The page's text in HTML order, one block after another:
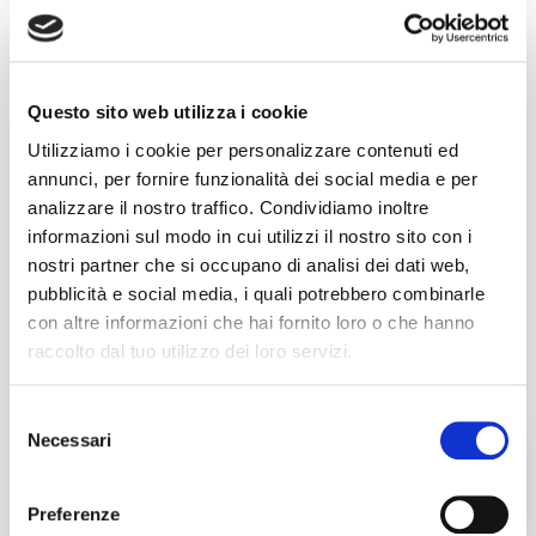
Questo sito web utilizza i cookie
Utilizziamo i cookie per personalizzare contenuti ed
annunci, per fornire funzionalità dei social media e per
analizzare il nostro traffico. Condividiamo inoltre
informazioni sul modo in cui utilizzi il nostro sito con i
nostri partner che si occupano di analisi dei dati web,
pubblicità e social media, i quali potrebbero combinarle
con altre informazioni che hai fornito loro o che hanno
raccolto dal tuo utilizzo dei loro servizi.
delNecessari
Preferenze
CATERPILLAR 00
Carrelli elevatori Altri carrelli elevatori
prezzo su richiesta
Localizzazione: 🇮🇹 Italia, Chivasso (TO)
25IND47944
FILTRI